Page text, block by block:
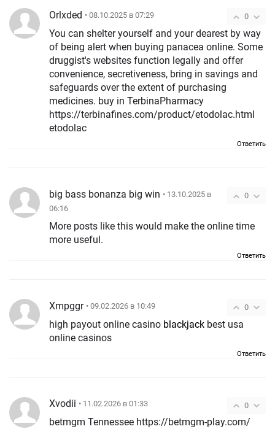
0
Orlxded • 08.10.2025 в 07:29
You can shelter yourself and your dearest by way
of being alert when buying panacea online. Some
druggist's websites function legally and offer
convenience, secretiveness, bring in savings and
safeguards over the extent of purchasing
medicines. buy in TerbinaPharmacy
https://terbinafines.com/product/etodolac.html
etodolac
Ответить
0
big bass bonanza big win • 13.10.2025 в
06:16
More posts like this would make the online time
more useful.
Ответить
0
Xmpggr • 09.02.2026 в 10:49
high payout online casino blackjack
online casinos
Ответить
0
Xvodii • 11.02.2026 в 01:33
betmgm Tennessee https://betmgm-play.com/